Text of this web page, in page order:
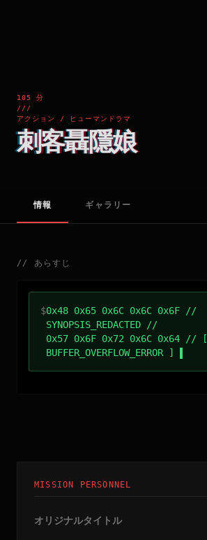
105 分
///
アクション / ヒューマンドラマ
刺客聶隱娘
情報 ギャラリー
// あらすじ
$0x48 0x65 0x6C 0x6C 0x6F //
SYNOPSIS_REDACTED //
0x57 0x6F 0x72 0x6C 0x64 // [
BUFFER_OVERFLOW_ERROR ]
MISSION PERSONNEL
オリジナルタイトル